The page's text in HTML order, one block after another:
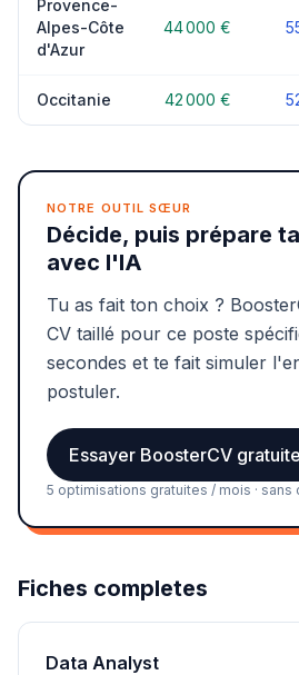
Provence-
Alpes-Côte
d'Azur
44 000 €
Occitanie 42 000 €
NOTRE OUTIL SŒUR
Décide, puis prépare
avec l'IA
Tu as fait ton choix ?
CV taillé pour ce poste
secondes et te fait simuler
postuler.
Essayer BoosterCV
5 optimisations gratuites / mois · sans
Fiches completes
Data Analyst